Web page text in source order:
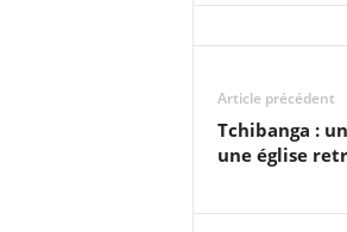
Article précédent
Tchibanga :
une église